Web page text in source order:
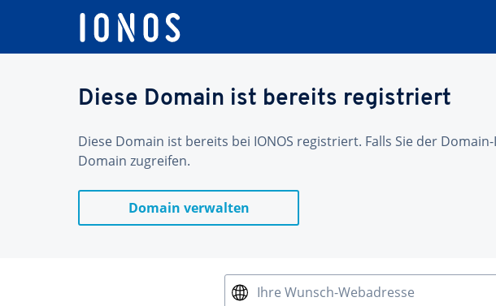
Diese Domain ist bereits registriert
Diese Domain ist bereits bei IONOS registriert. Falls Sie der
Domain zugreifen.
Domain verwalten
Ihre Wunsch-Webadresse